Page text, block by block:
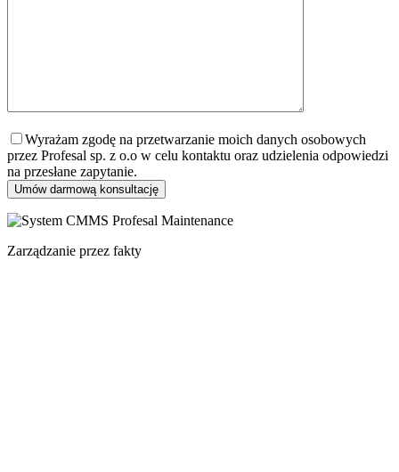
Wyrażam zgodę na przetwarzanie moich danych osobowych
przez Profesal sp. z o.o w celu kontaktu oraz udzielenia odpowiedzi
na przesłane zapytanie.
Zarządzanie przez fakty